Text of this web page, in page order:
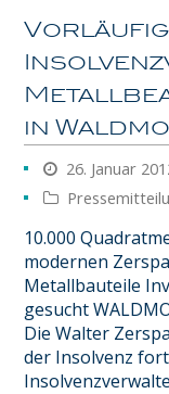
in
26. Januar
10.000
modernen
Metallbauteile
gesucht
Die Walter
der Insolvenz